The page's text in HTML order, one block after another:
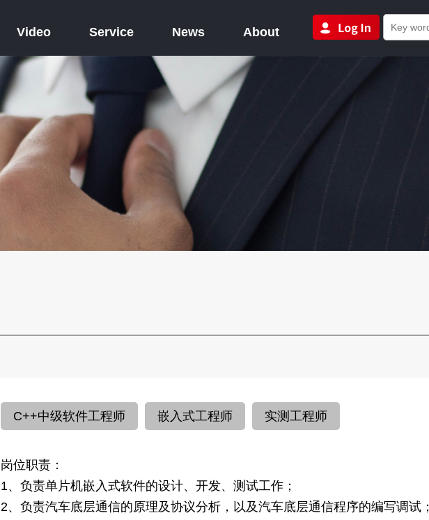
Video Service News About
C++中级软件工程师 嵌入式工程师 实测工程师
岗位职责：
1、负责单片机嵌入式软件的设计、开发、测试工作；
2、负责汽车底层通信的原理及协议分析，以及汽车底层通信程序的编写调试；